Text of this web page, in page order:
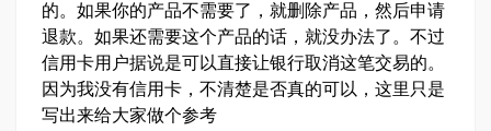
的。如果你的产品不需要了，就删除产品，然后申请
退款。如果还需要这个产品的话，就没办法了。不过
信用卡用户据说是可以直接让银行取消这笔交易的。
因为我没有信用卡，不清楚是否真的可以，这里只是
写出来给大家做个参考